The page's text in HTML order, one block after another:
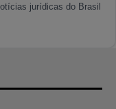
jurídicas do Brasil